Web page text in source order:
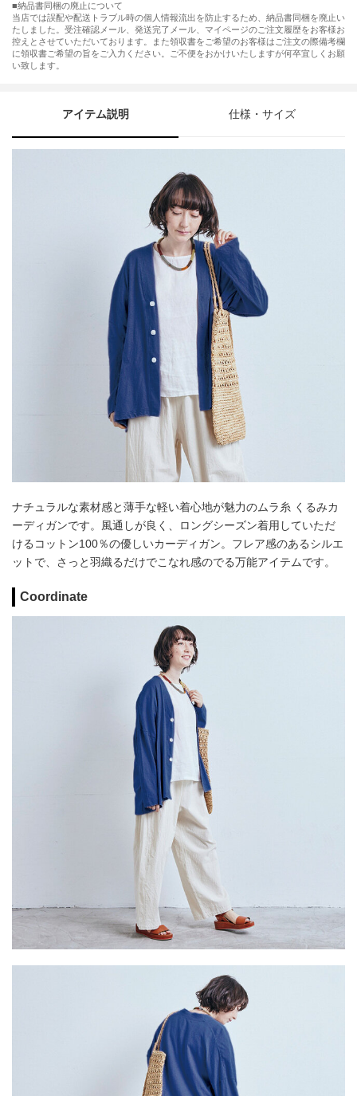
■納品書同梱の廃止について
当店では誤配や配送トラブル時の個人情報流出を防止するため、納品書同梱を廃止い
たしました。受注確認メール、発送完了メール、マイページのご注文履歴をお客様お
控えとさせていただいております。また領収書をご希望のお客様はご注文の際備考欄
に領収書ご希望の旨をご入力ください。ご不便をおかけいたしますが何卒宜しくお願
い致します。
アイテム説明 仕様・サイズ
ナチュラルな素材感と薄手な軽い着心地が魅力のムラ糸 くるみカ
ーディガンです。風通しが良く、ロングシーズン着用していただ
けるコットン100％の優しいカーディガン。フレア感のあるシルエ
ットで、さっと羽織るだけでこなれ感のでる万能アイテムです。
Coordinate